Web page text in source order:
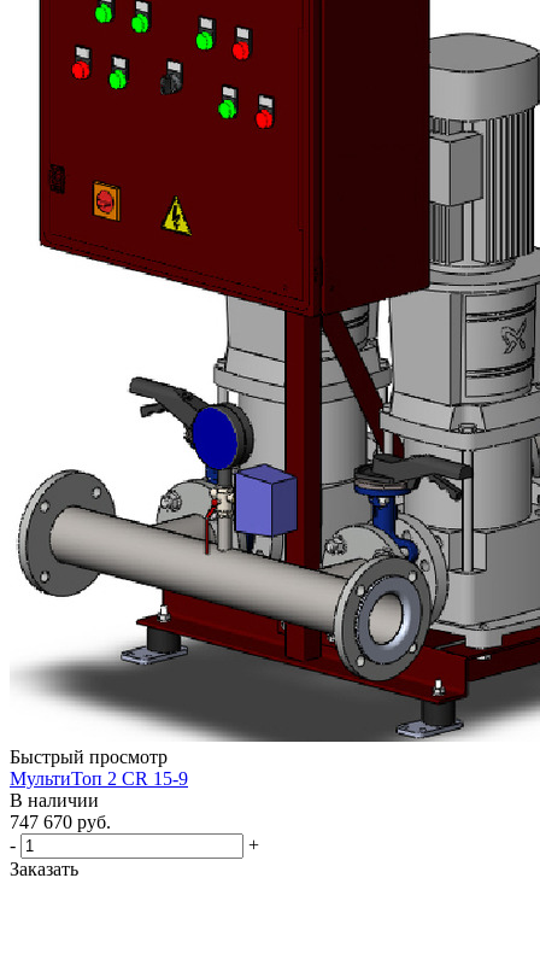
Быстрый просмотр
МультиТоп 2 CR 15-9
В наличии
747 670 руб.
-
+
Заказать